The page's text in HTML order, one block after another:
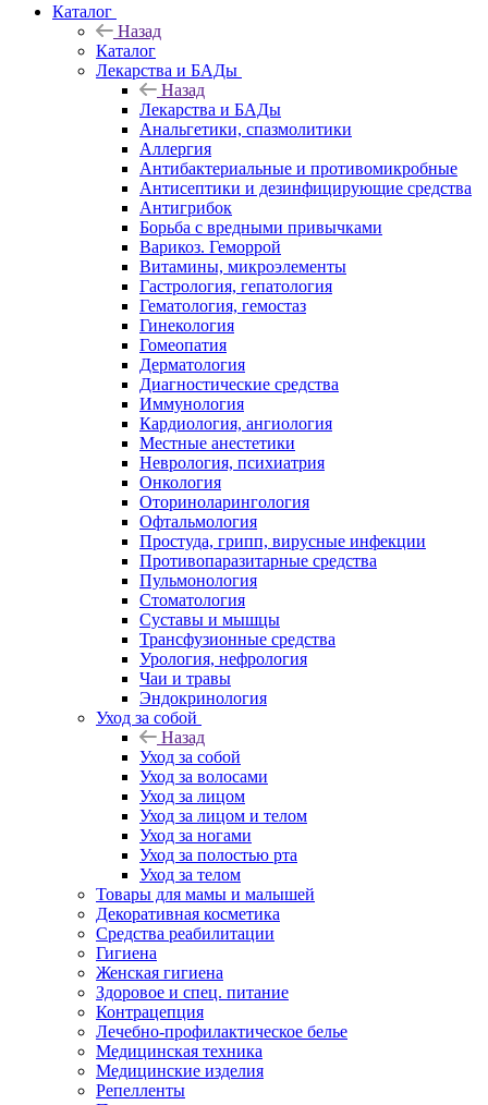
Каталог
Назад
Каталог
Лекарства и БАДы
Назад
Лекарства и БАДы
Анальгетики, спазмолитики
Аллергия
Антибактериальные и противомикробные
Антисептики и дезинфицирующие средства
Антигрибок
Борьба с вредными привычками
Варикоз. Геморрой
Витамины, микроэлементы
Гастрология, гепатология
Гематология, гемостаз
Гинекология
Гомеопатия
Дерматология
Диагностические средства
Иммунология
Кардиология, ангиология
Местные анестетики
Неврология, психиатрия
Онкология
Оториноларингология
Офтальмология
Простуда, грипп, вирусные инфекции
Противопаразитарные средства
Пульмонология
Стоматология
Суставы и мышцы
Трансфузионные средства
Урология, нефрология
Чаи и травы
Эндокринология
Уход за собой
Назад
Уход за собой
Уход за волосами
Уход за лицом
Уход за лицом и телом
Уход за ногами
Уход за полостью рта
Уход за телом
Товары для мамы и малышей
Декоративная косметика
Средства реабилитации
Гигиена
Женская гигиена
Здоровое и спец. питание
Контрацепция
Лечебно-профилактическое белье
Медицинская техника
Медицинские изделия
Репелленты